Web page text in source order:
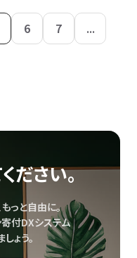
6 7
...
ださい。
っと自由に。
付DXシステム
ょう。